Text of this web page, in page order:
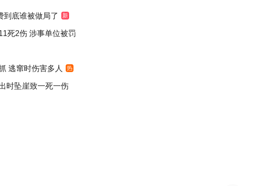
到底谁被做局了 新
死2伤 涉事单位被罚
逃窜时伤害多人 热
时坠崖致一死一伤